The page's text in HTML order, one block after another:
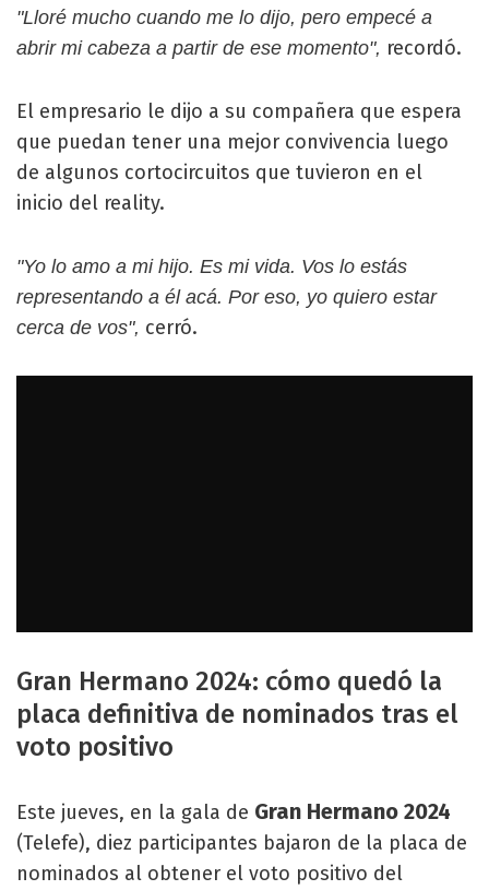
"Lloré mucho cuando me lo dijo, pero empecé a
abrir mi cabeza a partir de ese momento", recordó.
El empresario le dijo a su compañera que espera
que puedan tener una mejor convivencia luego
de algunos cortocircuitos que tuvieron en el
inicio del reality.
"Yo lo amo a mi hijo. Es mi vida. Vos lo estás
representando a él acá. Por eso, yo quiero estar
cerca de vos", cerró.
Gran Hermano 2024: cómo quedó la
placa definitiva de nominados tras el
voto positivo
Este jueves, en la gala de Gran Hermano 2024
(Telefe), diez participantes bajaron de la placa de
nominados al obtener el voto positivo del